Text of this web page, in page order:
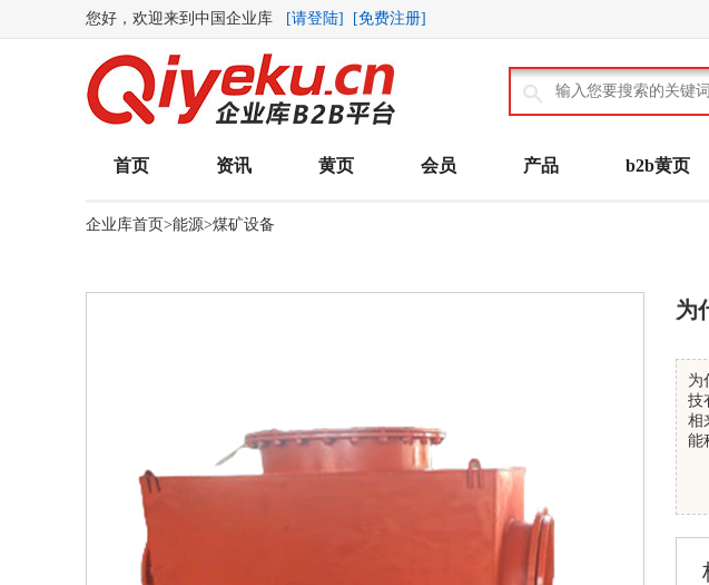
您好，欢迎来到中国企业库 [请登陆] [免费注册]

首页 资讯 黄页 会员 产品 b2b黄页
企业库首页>能源>煤矿设备
为
为
技
相
能